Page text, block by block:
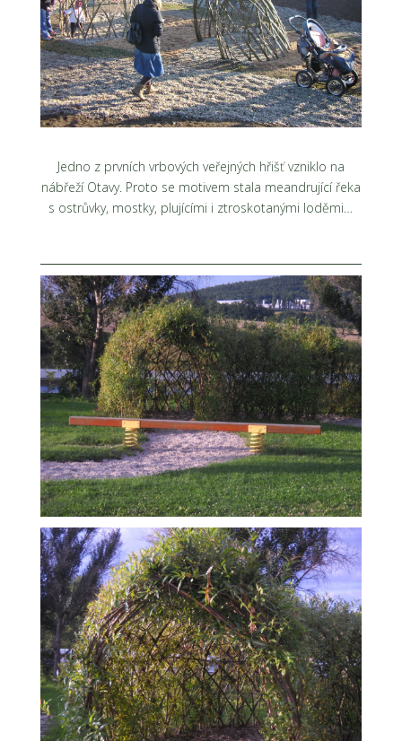
Jedno z prvních vrbových veřejných hřišť vzniklo na
nábřeží Otavy. Proto se motivem stala meandrující řeka
s ostrůvky, mostky, plujícími i ztroskotanými loděmi…